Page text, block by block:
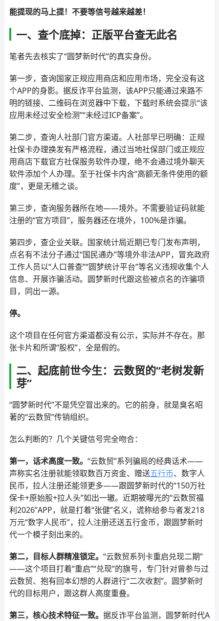
能提现的马上提！不要等信号越来越差！
一、查个底掉：正版平台查无此名
笔者先去核实了“圆梦新时代”的真实身份。
第一步，查询国家正规应用商店和应用市场，完全没有这
个APP的身影。据反诈平台监测，该APP只能通过来路不
明的链接、二维码在浏览器中下载，下载时系统会提示“该
应用未经过安全检测”“未经过ICP备案”。
第二步，查询人社部门官方渠道。人社部早已明确：正规
社保卡办理换发有严格流程，通过当地社保部门或正规应
用商店下载官方社保服务软件办理，绝不会通过境外聊天
软件添加个人办理。至于社保卡内含“高额无条件使用的额
度”，更是无稽之谈。
第三步，查询服务器所在地——境外。不需要验证码就能
注册的“官方项目”，服务器还在境外，100%是诈骗。
第四步，查企业关联。国家统计局近期已专门发布声明，
点名有不法分子通过“国民通办”等境外非法APP，冒充政府
工作人员以“人口普查”“圆梦统计平台”等名义违规收集个人
信息、开展诈骗活动。圆梦新时代跟这些被点名的诈骗项
目，同出一源。
停。
这个项目在任何官方渠道都没有公示，实际并不存在。那
张卡片和所谓“股权”，全是假的。
二、起底前世今生：云数贸的“老树发新
芽”
“圆梦新时代”不是凭空冒出来的。它的前身，就是臭名昭
著的“云数贸”传销组织。
怎么判断的？几个关键信号完全吻合：
第一，话术高度一致。 “云数贸”系列骗局的经典话术——
声称实名注册就能领取数百万资金、赠送五行币、数字人
民币，拉人注册还能领更多——跟圆梦新时代的“150万社
保卡+原始股+拉人头”如出一辙。近期被曝光的“云数贸福
利2026”APP，就是打着“张健”名义，谎称给参与者发218
万元“数字人民币”，拉人注册还送五行金币，跟圆梦新时
代一个模子刻出来的。
第二，目标人群精准锁定。 “云数贸系列卡重启兑现二期”
——这个项目打着“重启”“兑现”的旗号，专门针对曾参与过
云数贸、抱有回本幻想的人群进行“二次收割”。圆梦新时
代的目标用户，跟这群人高度重叠。
第三，核心技术特征一致。 据反诈平台监测，圆梦新时代A